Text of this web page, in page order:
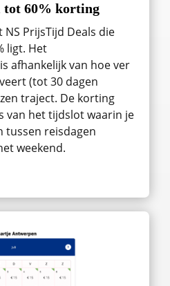
tot 60% korting
PrijsTijd Deals die
ligt. Het
afhankelijk van hoe ver
(tot 30 dagen
traject. De korting
van het tijdslot waarin je
tussen reisdagen
weekend.